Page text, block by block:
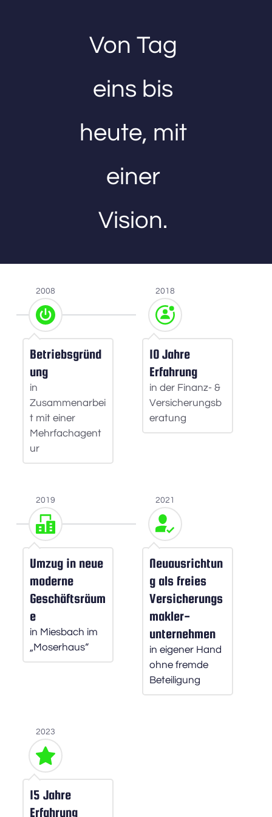
Von Tag
eins bis
heute, mit
einer
Vision.
2008
Betriebsgründ
ung
in
Zusammenarbei
t mit einer
Mehrfachagent
ur
2018
10 Jahre
Erfahrung
in der Finanz- &
Versicherungsb
eratung
2019
Umzug ﻿in neue
moderne
Geschäftsräum
e
in Miesbach im
„Moserhaus“
2021
Neuausrichtun
g als freies
Versicherungs
makler-
unternehmen
in eigener Hand
ohne fremde
Beteiligung
2023
15 Jahre
Erfahrung